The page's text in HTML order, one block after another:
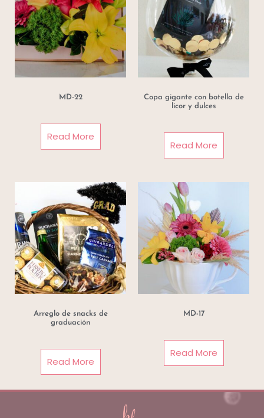
MD-22
Read More
Copa gigante con botella de
licor y dulces
Read More
Arreglo de snacks de
graduación
Read More
MD-17
Read More